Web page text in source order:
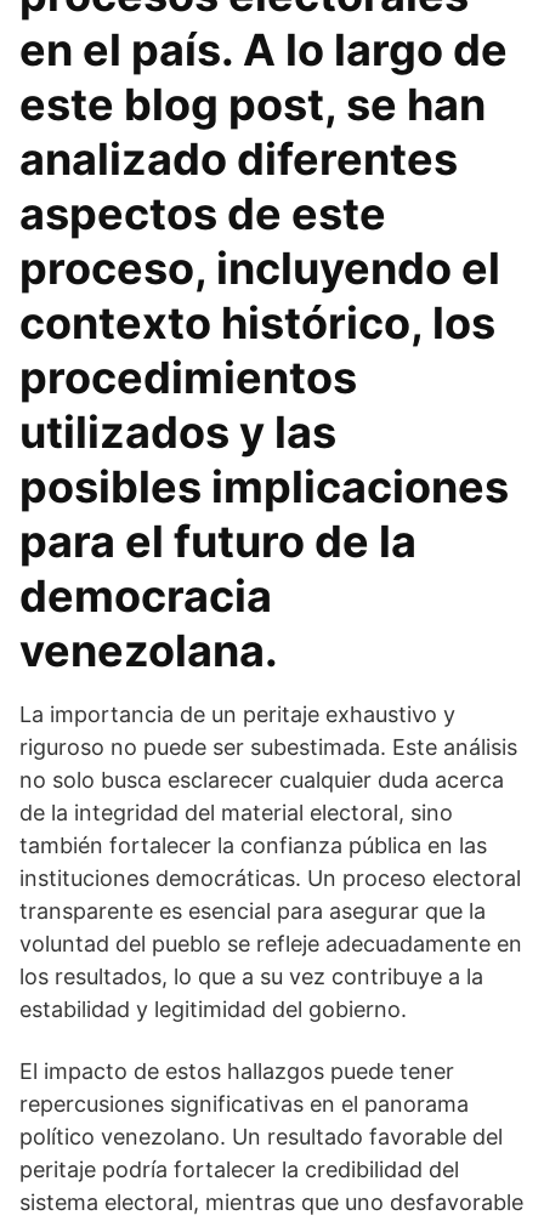
en el país. A lo largo de
este blog post, se han
analizado diferentes
aspectos de este
proceso, incluyendo el
contexto histórico, los
procedimientos
utilizados y las
posibles implicaciones
para el futuro de la
democracia
venezolana.
La importancia de un peritaje exhaustivo y
riguroso no puede ser subestimada. Este análisis
no solo busca esclarecer cualquier duda acerca
de la integridad del material electoral, sino
también fortalecer la confianza pública en las
instituciones democráticas. Un proceso electoral
transparente es esencial para asegurar que la
voluntad del pueblo se refleje adecuadamente en
los resultados, lo que a su vez contribuye a la
estabilidad y legitimidad del gobierno.
El impacto de estos hallazgos puede tener
repercusiones significativas en el panorama
político venezolano. Un resultado favorable del
peritaje podría fortalecer la credibilidad del
sistema electoral, mientras que uno desfavorable